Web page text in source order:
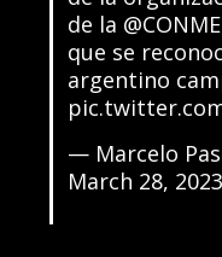
de la
que se
argentino
— Marcelo
March 28, 2023